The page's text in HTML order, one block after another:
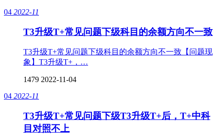
04 2022-11
T3升级T+常见问题下级科目的余额方向不一致
T3升级T+常见问题下级科目的余额方向不一致【问题现
象】T3升级T+，…
1479 2022-11-04
04 2022-11
T3升级T+常见问题下级T3升级T+后，T+中科
目对照不上